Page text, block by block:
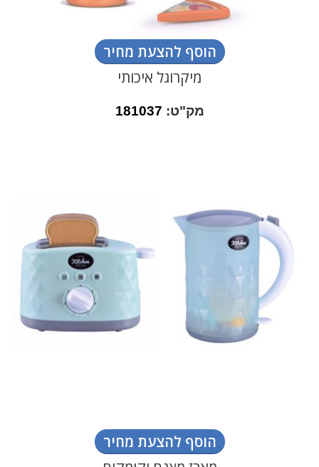
הוסף להצעת מחיר
מיקרוגל איכותי
מק"ט: 181037
הוסף להצעת מחיר